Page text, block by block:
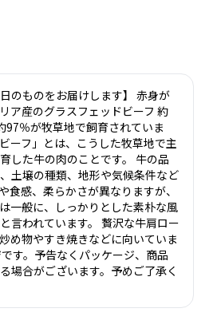
のものをお届けします】 赤身が
ア産のグラスフェッドビーフ 約
97％が牧草地で飼育されていま
ーフ」とは、こうした牧草地で主
した牛の肉のことです。 牛の品
土壌の種類、地形や気候条件など
食感、柔らかさが異なりますが、
一般に、しっかりとした素朴な風
言われています。 贅沢な牛肩ロー
め物やすき焼きなどに向いていま
す。予告なくパッケージ、商品
場合がございます。予めご了承く